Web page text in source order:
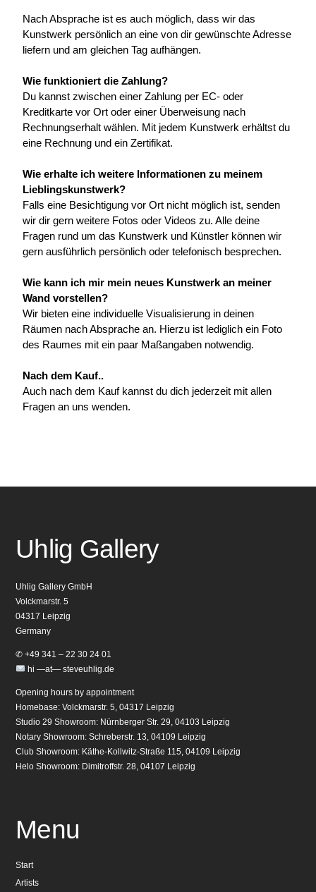
Nach Absprache ist es auch möglich, dass wir das
Kunstwerk persönlich an eine von dir gewünschte Adresse
liefern und am gleichen Tag aufhängen.
Wie funktioniert die Zahlung?
Du kannst zwischen einer Zahlung per EC- oder
Kreditkarte vor Ort oder einer Überweisung nach
Rechnungserhalt wählen. Mit jedem Kunstwerk erhältst du
eine Rechnung und ein Zertifikat.
Wie erhalte ich weitere Informationen zu meinem
Lieblingskunstwerk?
Falls eine Besichtigung vor Ort nicht möglich ist, senden
wir dir gern weitere Fotos oder Videos zu. Alle deine
Fragen rund um das Kunstwerk und Künstler können wir
gern ausführlich persönlich oder telefonisch besprechen.
Wie kann ich mir mein neues Kunstwerk an meiner
Wand vorstellen?
Wir bieten eine individuelle Visualisierung in deinen
Räumen nach Absprache an. Hierzu ist lediglich ein Foto
des Raumes mit ein paar Maßangaben notwendig.
Nach dem Kauf..
Auch nach dem Kauf kannst du dich jederzeit mit allen
Fragen an uns wenden.
Uhlig Gallery
Uhlig Gallery GmbH
Volckmarstr. 5
04317 Leipzig
Germany
✆ +49 341 – 22 30 24 01
hi —at— steveuhlig.de
Opening hours by appointment
Homebase: Volckmarstr. 5, 04317 Leipzig
Studio 29 Showroom: Nürnberger Str. 29, 04103 Leipzig
Notary Showroom: Schreberstr. 13, 04109 Leipzig
Club Showroom: Käthe-Kollwitz-Straße 115, 04109 Leipzig
Helo Showroom: Dimitroffstr. 28, 04107 Leipzig
Menu
Start
Artists